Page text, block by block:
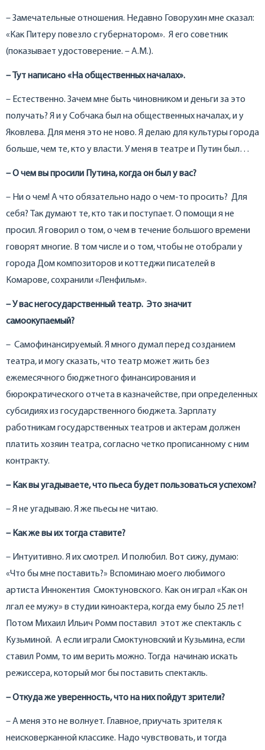
– Замечательные отношения. Недавно Говорухин мне сказал:
«Как Питеру повезло с губернатором». Я его советник
(показывает удостоверение. – А.М.).
– Тут написано «На общественных началах».
– Естественно. Зачем мне быть чиновником и деньги за это
получать? Я и у Собчака был на общественных началах, и у
Яковлева. Для меня это не ново. Я делаю для культуры города
больше, чем те, кто у власти. У меня в театре и Путин был…
– О чем вы просили Путина, когда он был у вас?
– Ни о чем! А что обязательно надо о чем-то просить? Для
себя? Так думают те, кто так и поступает. О помощи я не
просил. Я говорил о том, о чем в течение большого времени
говорят многие. В том числе и о том, чтобы не отобрали у
города Дом композиторов и коттеджи писателей в
Комарове, сохранили «Ленфильм».
– У вас негосударственный театр. Это значит
самоокупаемый?
– Самофинансируемый. Я много думал перед созданием
театра, и могу сказать, что театр может жить без
ежемесячного бюджетного финансирования и
бюрократического отчета в казначействе, при определенных
субсидиях из государственного бюджета. Зарплату
работникам государственных театров и актерам должен
платить хозяин театра, согласно четко прописанному с ним
контракту.
– Как вы угадываете, что пьеса будет пользоваться успехом?
– Я не угадываю. Я же пьесы не читаю.
– Как же вы их тогда ставите?
– Интуитивно. Я их смотрел. И полюбил. Вот сижу, думаю:
«Что бы мне поставить?» Вспоминаю моего любимого
артиста Иннокентия Смоктуновского. Как он играл «Как он
лгал ее мужу» в студии киноактера, когда ему было 25 лет!
Потом Михаил Ильич Ромм поставил этот же спектакль с
Кузьминой. А если играли Смоктуновский и Кузьмина, если
ставил Ромм, то им верить можно. Тогда начинаю искать
режиссера, который мог бы поставить спектакль.
– Откуда же уверенность, что на них пойдут зрители?
– А меня это не волнует. Главное, приучать зрителя к
неисковерканной классике. Надо чувствовать, и тогда